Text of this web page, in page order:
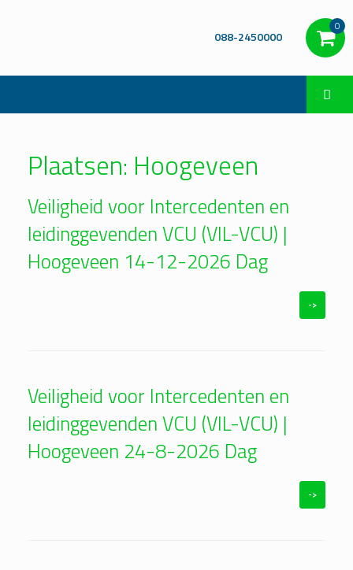
088-2450000
0
Plaatsen: Hoogeveen
Veiligheid voor Intercedenten en
leidinggevenden VCU (VIL-VCU) |
Hoogeveen 14-12-2026 Dag
->
Veiligheid voor Intercedenten en
leidinggevenden VCU (VIL-VCU) |
Hoogeveen 24-8-2026 Dag
->